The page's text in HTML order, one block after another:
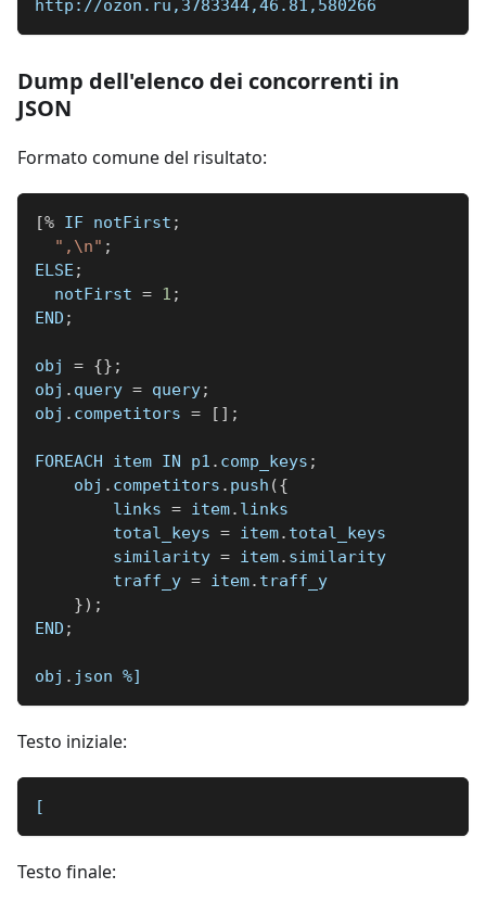
http://ozon.ru,3783344,46.81,580266
Dump dell'elenco dei concorrenti in
JSON
Formato comune del risultato:
[% IF notFirst ;
",\n" ;
ELSE ;
  notFirst
= 1 ;
END ;
obj = {} ;
obj . query = query;
obj . competitors = [ ] ;
FOREACH item IN p1 . comp_keys ;
    obj
. competitors . push ({
        links
= item. links
        total_keys
= item. total_keys
        similarity
= item. similarity
        traff_y
= item. traff_y
}) ;
END ;
obj . json %]
Testo iniziale:
[
Testo finale: